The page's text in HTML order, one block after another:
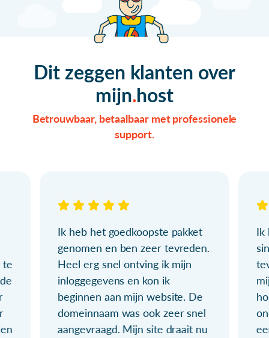
Dit zeggen klanten over
mijn host
Betrouwbaar, betaalbaar met professionele
support.
te
Ik heb het goedkoopste pakket
genomen en ben zeer tevreden.
Heel erg snel ontving ik mijn
inloggegevens en kon ik
beginnen aan mijn website. De
domeinnaam was ook zeer snel
aangevraagd. Mijn site draait nu
Ik